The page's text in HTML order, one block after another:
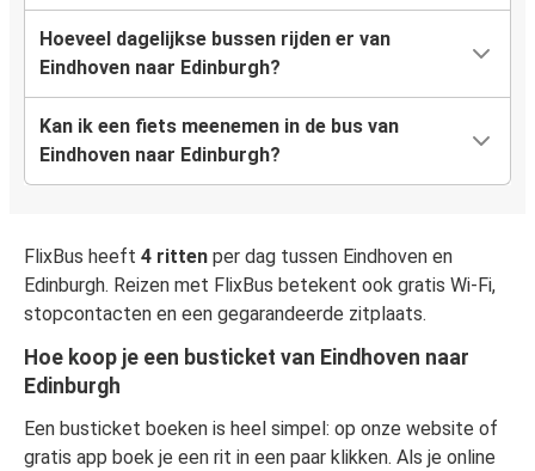
Hoeveel dagelijkse bussen rijden er van
Eindhoven naar Edinburgh?
Kan ik een fiets meenemen in de bus van
Eindhoven naar Edinburgh?
FlixBus heeft 4 ritten per dag tussen Eindhoven en
Edinburgh. Reizen met FlixBus betekent ook gratis Wi-Fi,
stopcontacten en een gegarandeerde zitplaats.
Hoe koop je een busticket van Eindhoven naar
Edinburgh
Een busticket boeken is heel simpel: op onze website of
gratis app boek je een rit in een paar klikken. Als je online